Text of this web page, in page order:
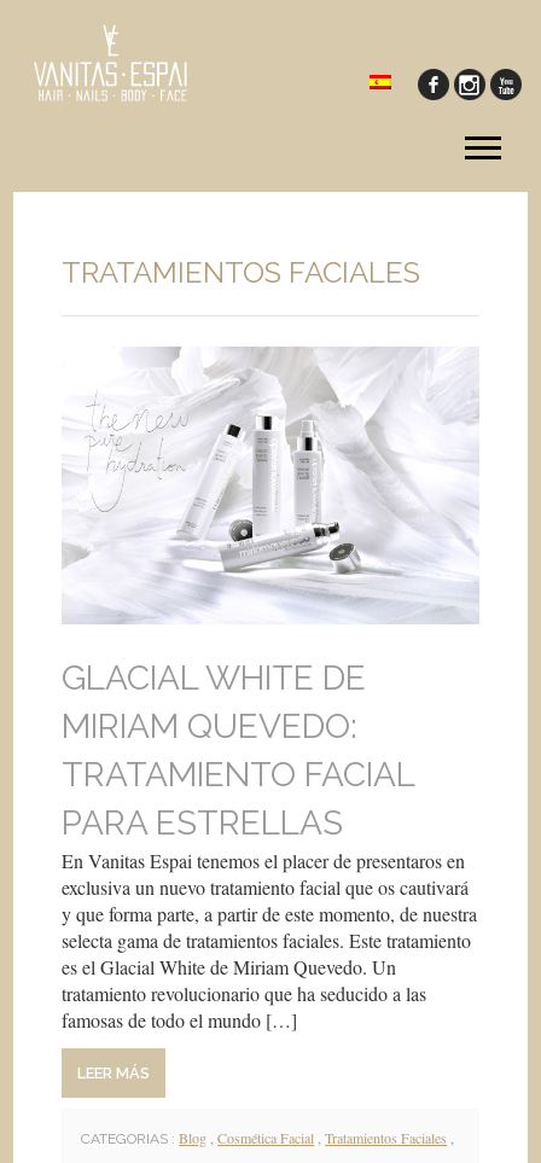
TRATAMIENTOS FACIALES
GLACIAL WHITE DE
MIRIAM QUEVEDO:
TRATAMIENTO FACIAL
PARA ESTRELLAS
En Vanitas Espai tenemos el placer de presentaros en
exclusiva un nuevo tratamiento facial que os cautivará
y que forma parte, a partir de este momento, de nuestra
selecta gama de tratamientos faciales. Este tratamiento
es el Glacial White de Miriam Quevedo. Un
tratamiento revolucionario que ha seducido a las
famosas de todo el mundo […]
LEER MÁS
CATEGORIAS : Blog ,Cosmética Facial ,Tratamientos Faciales